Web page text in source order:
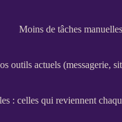
Moins de tâches
outils actuels (messagerie,
: celles qui reviennent